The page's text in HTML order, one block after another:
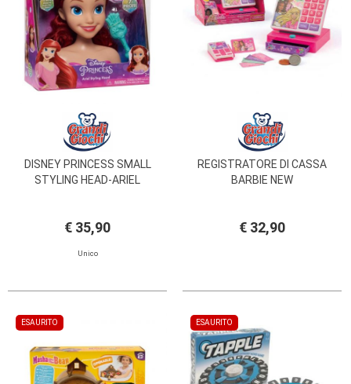
DISNEY PRINCESS SMALL
STYLING HEAD-ARIEL
€ 35,90
Unico
REGISTRATORE DI CASSA
BARBIE NEW
€ 32,90
ESAURITO ESAURITO